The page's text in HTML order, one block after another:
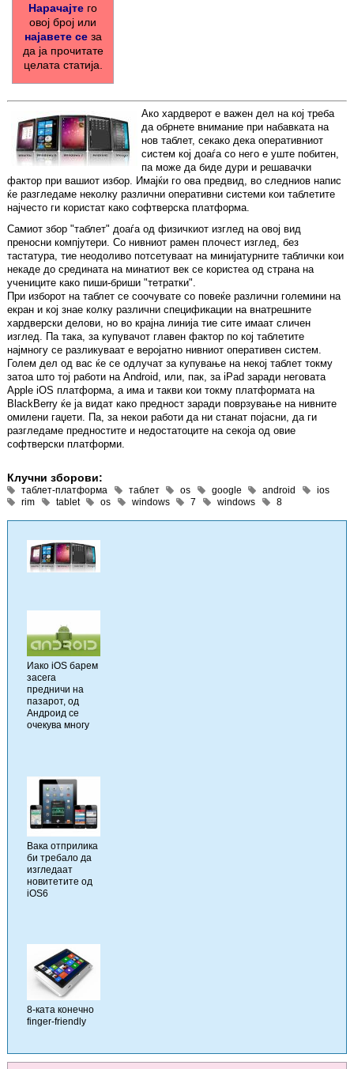
Нарачајте го
овој број или
најавете сеза
да ја прочитате
целата статија.
Ако хардверот е важен дел на кој треба
да обрнете внимание при набавката на
нов таблет, секако дека оперативниот
систем кој доаѓа со него е уште побитен,
па може да биде дури и решавачки
фактор при вашиот избор. Имајќи го ова предвид, во следниов напис
ќе разгледаме неколку различни оперативни системи кои таблетите
најчесто ги користат како софтверска платформа.
Самиот збор "таблет" доаѓа од физичкиот изглед на овој вид
преносни компјутери. Со нивниот рамен плочест изглед, без
тастатура, тие неодоливо потсетуваат на минијатурните таблички кои
некаде до средината на минатиот век се користеа од страна на
учениците како пиши-бриши "тетратки".
При изборот на таблет се соочувате со повеќе различни големини на
екран и кој знае колку различни спецификации на внатрешните
хардверски делови, но во крајна линија тие сите имаат сличен
изглед. Па така, за купувачот главен фактор по кој таблетите
најмногу се разликуваат е веројатно нивниот оперативен систем.
Голем дел од вас ќе се одлучат за купување на некој таблет токму
затоа што тој работи на Android, или, пак, за iPad заради неговата
Apple iOS платформа, а има и такви кои токму платформата на
BlackBerry ќе ја видат како предност заради поврзување на нивните
омилени гаџети. Па, за некои работи да ни станат појасни, да ги
разгледаме предностите и недостатоците на секоја од овие
софтверски платформи.
Клучни зборови:
таблет-платформа таблет os google android
ios
rim
tablet os windows 7 windows 8
Иако iOS барем
засега
предничи на
пазарот, од
Андроид се
очекува многу
Вака отприлика
би требало да
изгледаат
новитетите од
iOS6
8-ката конечно
finger-friendly